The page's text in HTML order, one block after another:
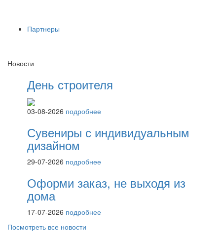
Партнеры
Новости
День строителя
03-08-2026 подробнее
Сувениры с индивидуальным
дизайном
29-07-2026 подробнее
Оформи заказ, не выходя из
дома
17-07-2026 подробнее
Посмотреть все новости